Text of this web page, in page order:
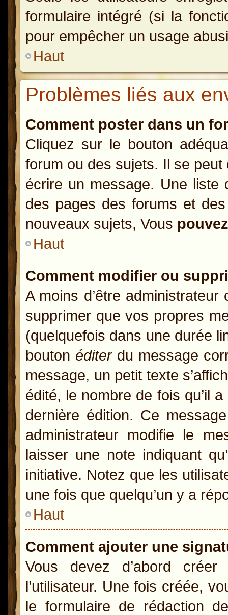
formulaire intégré (si la
pour empêcher un usage
Haut
Problèmes liés aux
Comment poster dans un
Cliquez sur le bouton
forum ou des sujets. Il se
écrire un message. Une liste
des pages des forums et
nouveaux sujets, Vous pouvez
Haut
Comment modifier ou
A moins d’être
supprimer que vos propres
(quelquefois dans une durée
bouton éditerdu message
message, un petit texte
édité, le nombre de fois qu’il
dernière édition. Ce
administrateur modifie le
laisser une note indiquant
initiative. Notez que les
une fois que quelqu’un y a
Haut
Comment ajouter une
Vous devez d’abord
l’utilisateur. Une fois créée,
le formulaire de rédaction